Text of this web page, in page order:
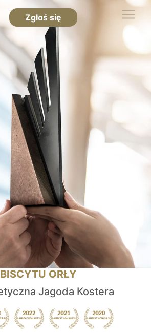
Zgłoś się
ORŁY
Jagoda Kostera